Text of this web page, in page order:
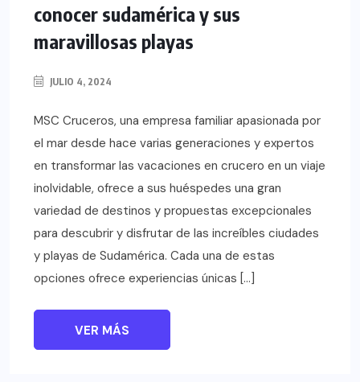
conocer sudamérica y sus
maravillosas playas
JULIO 4, 2024
MSC Cruceros, una empresa familiar apasionada por
el mar desde hace varias generaciones y expertos
en transformar las vacaciones en crucero en un viaje
inolvidable, ofrece a sus huéspedes una gran
variedad de destinos y propuestas excepcionales
para descubrir y disfrutar de las increíbles ciudades
y playas de Sudamérica. Cada una de estas
opciones ofrece experiencias únicas […]
VER MÁS